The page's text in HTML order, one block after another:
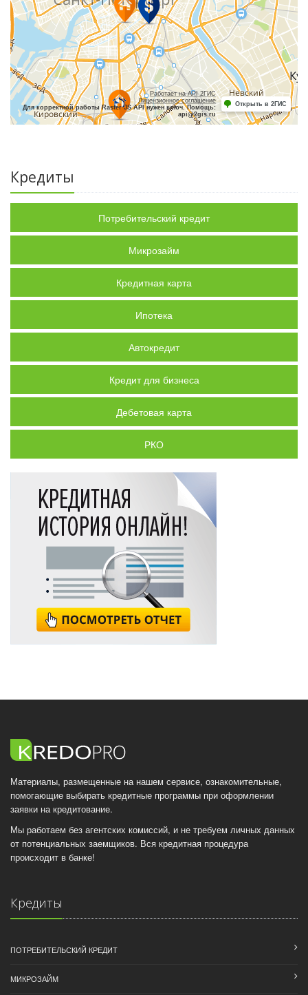
Работает на API 2ГИС
Лицензионное соглашение
Для корректной работы Raster JS API нужен ключ. Помощь:
api@2gis.ru
Открыть в 2ГИС
Кредиты
Потребительский кредит
Микрозайм
Кредитная карта
Ипотека
Автокредит
Кредит для бизнеса
Дебетовая карта
РКО
Материалы, размещенные на нашем сервисе, ознакомительные,
помогающие выбирать кредитные программы при оформлении
заявки на кредитование.
Мы работаем без агентских комиссий, и не требуем личных данных
от потенциальных заемщиков. Вся кредитная процедура
происходит в банке!
Кредиты
ПОТРЕБИТЕЛЬСКИЙ КРЕДИТ
МИКРОЗАЙМ